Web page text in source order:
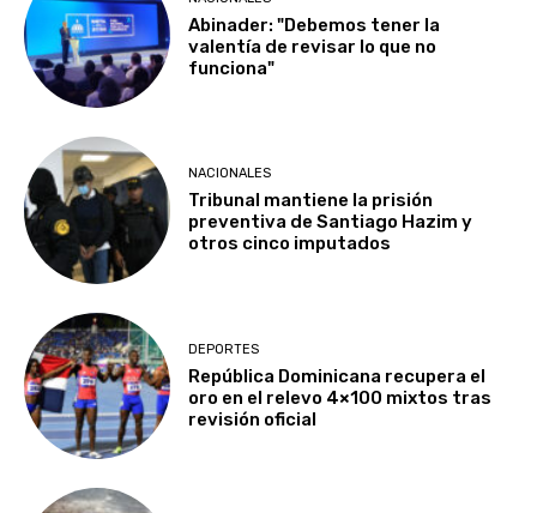
Abinader: "Debemos tener la
valentía de revisar lo que no
funciona"
NACIONALES
Tribunal mantiene la prisión
preventiva de Santiago Hazim y
otros cinco imputados
DEPORTES
República Dominicana recupera el
oro en el relevo 4×100 mixtos tras
revisión oficial